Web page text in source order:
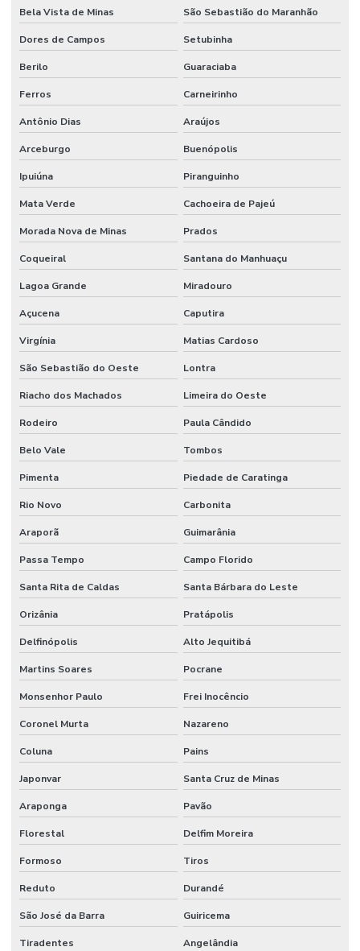
Bela Vista de Minas São Sebastião do Maranhão
Dores de Campos Setubinha
Berilo Guaraciaba
Ferros Carneirinho
Antônio Dias Araújos
Arceburgo Buenópolis
Ipuiúna Piranguinho
Mata Verde Cachoeira de Pajeú
Morada Nova de Minas Prados
Coqueiral Santana do Manhuaçu
Lagoa Grande Miradouro
Açucena Caputira
Virgínia Matias Cardoso
São Sebastião do Oeste Lontra
Riacho dos Machados Limeira do Oeste
Rodeiro Paula Cândido
Belo Vale Tombos
Pimenta Piedade de Caratinga
Rio Novo Carbonita
Araporã Guimarânia
Passa Tempo Campo Florido
Santa Rita de Caldas Santa Bárbara do Leste
Orizânia Pratápolis
Delfinópolis Alto Jequitibá
Martins Soares Pocrane
Monsenhor Paulo Frei Inocêncio
Coronel Murta Nazareno
Coluna Pains
Japonvar Santa Cruz de Minas
Araponga Pavão
Florestal Delfim Moreira
Formoso Tiros
Reduto Durandé
São José da Barra Guiricema
Tiradentes Angelândia